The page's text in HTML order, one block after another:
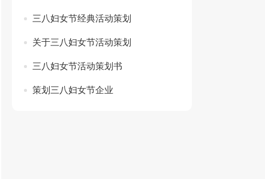
三八妇女节经典活动策划
关于三八妇女节活动策划
三八妇女节活动策划书
策划三八妇女节企业